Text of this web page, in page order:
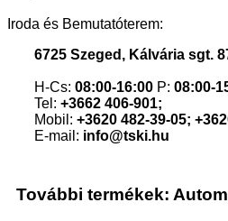
Iroda és Bemutatóterem:
6725 Szeged, Kálvária sgt.
H-Cs: 08:00-16:00 P: 08:00-
Tel: +3662 406-901;
Mobil: +3620 482-39-05;
E-mail: info@tski.hu
További termékek: